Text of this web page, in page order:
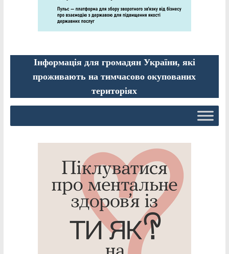
Інформація для громадян України, які
проживають на тимчасово окупованих
територіях